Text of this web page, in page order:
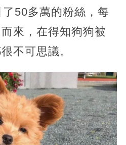
50多萬的粉絲，每
來，在得知狗狗被
不可思議。